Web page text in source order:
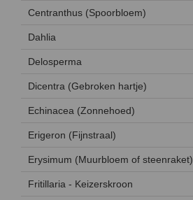
Centranthus (Spoorbloem)
Dahlia
Delosperma
Dicentra (Gebroken hartje)
Echinacea (Zonnehoed)
Erigeron (Fijnstraal)
Erysimum (Muurbloem of steenraket)
Fritillaria - Keizerskroon